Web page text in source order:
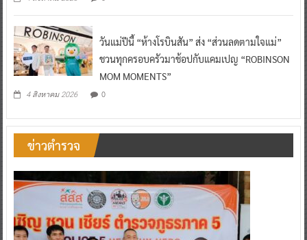
วันแม่ปีนี้ “ห้างโรบินสัน” ส่ง “ส่วนลดตามใจแม่”
ชวนทุกครอบครัวมาช้อปกับแคมเปญ “ROBINSON
MOM MOMENTS”
4 สิงหาคม 2026 0
ข่าวตำรวจ